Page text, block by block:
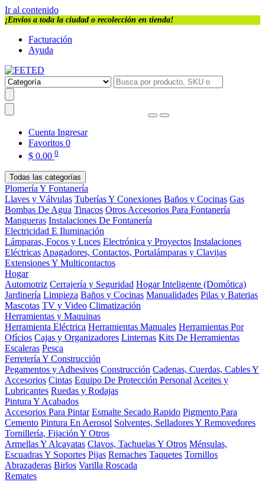
Ir al contenido
¡Envios a toda la ciudad o recolección en tienda!
Facturación
Ayuda
Cuenta Ingresar
Favoritos 0
$ 0.00 0
Todas las categorías
Plomería Y Fontanería
Llaves y Válvulas Tuberías Y Conexiones Baños y Cocinas Gas
Bombas De Agua Tinacos Otros Accesorios Para Fontanería
Mangueras Instalaciones De Fontanería
Electricidad E Iluminación
Lámparas, Focos y Luces Electrónica y Proyectos Instalaciones
Eléctricas Apagadores, Contactos, Portalámparas y Clavijas
Extensiones Y Multicontactos
Hogar
Automotriz Cerrajería y Seguridad Hogar Inteligente (Domótica)
Jardinería Limpieza Baños y Cocinas Manualidades Pilas y Baterias
Mascotas TV y Video Climatización
Herramientas y Maquinas
Herramienta Eléctrica Herramientas Manuales Herramientas Por
Ofícios Cajas y Organizadores Linternas Kits De Herramientas
Escaleras Pesca
Ferretería Y Construcción
Pegamentos y Adhesivos Construcción Cadenas, Cuerdas, Cables Y
Accesorios Cintas Equipo De Protección Personal Aceites y
Lubricantes Ruedas y Rodajas
Pintura Y Acabados
Accesorios Para Pintar Esmalte Secado Rapido Pigmento Para
Cemento Pintura En Aerosol Solventes, Selladores Y Removedores
Tornillería, Fijación Y Otros
Armellas Y Alcayatas Clavos, Tachuelas Y Otros Ménsulas,
Escuadras Y Soportes Pijas Remaches Taquetes Tornillos
Abrazaderas Birlos Varilla Roscada
Remates